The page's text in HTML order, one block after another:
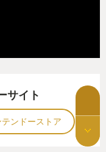
サイト
ンドーストア